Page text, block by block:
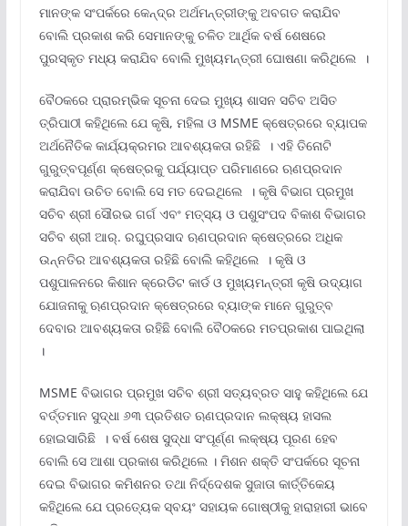
ମାନଙ୍କ ସଂପର୍କରେ କେନ୍ଦ୍ର ଅର୍ଥମନ୍ତ୍ରୀଙ୍କୁ ଅବଗତ କରାଯିବ
ବୋଲି ପ୍ରକାଶ କରି ସେମାନଙ୍କୁ ଚଳିତ ଆର୍ଥିକ ବର୍ଷ ଶେଷରେ
ପୁରସ୍କୃତ ମଧ୍ୟ କରାଯିବ ବୋଲି ମୁଖ୍ୟମନ୍ତ୍ରୀ ଘୋଷଣା କରିଥିଲେ ।
ବୈଠକରେ ପ୍ରାରମ୍ଭିକ ସୂଚନା ଦେଇ ମୁଖ୍ୟ ଶାସନ ସଚିବ ଅସିତ
ତ୍ରିପାଠୀ କହିଥିଲେ ଯେ କୃଷି, ମହିଳା ଓ MSME କ୍ଷେତ୍ରରେ ବ୍ୟାପକ
ଅର୍ଥନୈତିକ କାର୍ଯ୍ୟକ୍ରମର ଆବଶ୍ୟକତା ରହିଛି । ଏହି ତିନୋଟି
ଗୁରୁତ୍ବପୂର୍ଣ୍ଣ କ୍ଷେତ୍ରକୁ ପର୍ଯ୍ୟାପ୍ତ ପରିମାଣରେ ଋଣପ୍ରଦାନ
କରାଯିବା ଉଚିତ ବୋଲି ସେ ମତ ଦେଇଥିଲେ । କୃଷି ବିଭାଗ ପ୍ରମୁଖ
ସଚିବ ଶ୍ରୀ ସୌରଭ ଗର୍ଗ ଏବଂ ମତ୍ସ୍ୟ ଓ ପଶୁସଂପଦ ବିକାଶ ବିଭାଗର
ସଚିବ ଶ୍ରୀ ଆର୍‌. ରଘୁପ୍ରସାଦ ଋଣପ୍ରଦାନ କ୍ଷେତ୍ରରେ ଅଧିକ
ଉନ୍ନତିର ଆବଶ୍ୟକତା ରହିଛି ବୋଲି କହିଥିଲେ । କୃଷି ଓ
ପଶୁପାଳନରେ କିଶାନ କ୍ରେଡିଟ କାର୍ଡ ଓ ମୁଖ୍ୟମନ୍ତ୍ରୀ କୃଷି ଉଦ୍ୟାଗ
ଯୋଜନାକୁ ଋଣପ୍ରଦାନ କ୍ଷେତ୍ରରେ ବ୍ୟାଙ୍କ ମାନେ ଗୁରୁତ୍ବ
ଦେବାର ଆବଶ୍ୟକତା ରହିଛି ବୋଲି ବୈଠକରେ ମତପ୍ରକାଶ ପାଇଥିଲା
।
MSME ବିଭାଗର ପ୍ରମୁଖ ସଚିବ ଶ୍ରୀ ସତ୍ୟବ୍ରତ ସାହୁ କହିଥିଲେ ଯେ
ବର୍ତ୍ତମାନ ସୁଦ୍ଧା ୬୩ ପ୍ରତିଶତ ଋଣପ୍ରଦାନ ଲକ୍ଷ୍ୟ ହାସଲ
ହୋଇସାରିଛି । ବର୍ଷ ଶେଷ ସୁଦ୍ଧା ସଂପୂର୍ଣ୍ଣ ଲକ୍ଷ୍ୟ ପୂରଣ ହେବ
ବୋଲି ସେ ଆଶା ପ୍ରକାଶ କରିଥିଲେ । ମିଶନ ଶକ୍ତି ସଂପର୍କରେ ସୂଚନା
ଦେଇ ବିଭାଗର କମିଶନର ତଥା ନିର୍ଦ୍ଦେଶକ ସୁଜାତା କାର୍ତ୍ତିକେୟ
କହିଥିଲେ ଯେ ପ୍ରତ୍ୟେକ ସ୍ବୟଂ ସହାୟକ ଗୋଷ୍ଠୀକୁ ହାରାହାରୀ ଭାବେ